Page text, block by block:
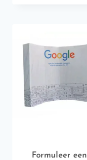
Formuleer een